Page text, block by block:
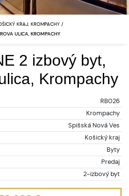
KRAJ, KROMPACHY /
ULICA, KROMPACHY
2 izbový byt,
Krompachy
RB026
Krompachy
Spišská Nová Ves
Košický kraj
Byty
Predaj
2-izbový byt